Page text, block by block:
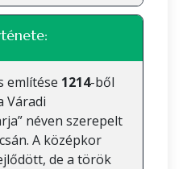
említése 1214-ből
Váradi
néven szerepelt
A középkor
de a török